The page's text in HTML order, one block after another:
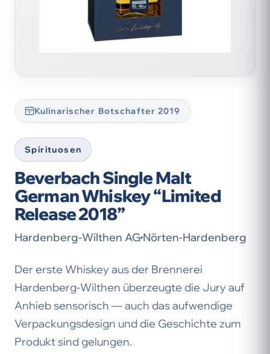
Kulinarischer Botschafter 2019
Spirituosen
Beverbach Single Malt
German Whiskey “Limited
Release 2018”
Hardenberg-Wilthen AG Nörten-Hardenberg
Der erste Whiskey aus der Brennerei
Hardenberg-Wilthen überzeugte die Jury auf
Anhieb sensorisch — auch das aufwendige
Verpackungsdesign und die Geschichte zum
Produkt sind gelungen.